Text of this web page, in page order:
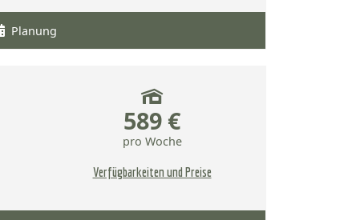
Planung
589 €
pro Woche
Verfügbarkeiten und Preise